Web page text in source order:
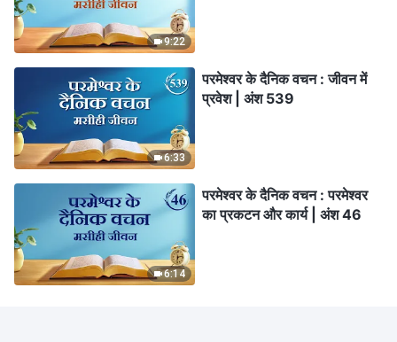
9:22
6:33
परमेश्वर के दैनिक वचन : जीवन में
प्रवेश | अंश 539
6:14
परमेश्वर के दैनिक वचन : परमेश्वर
का प्रकटन और कार्य | अंश 46